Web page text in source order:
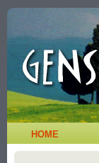
HOME